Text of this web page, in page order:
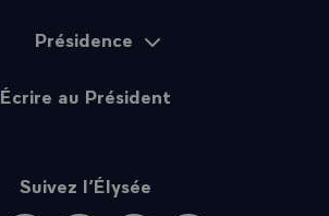
Présidence
Écrire au Président
Suivez l’Élysée